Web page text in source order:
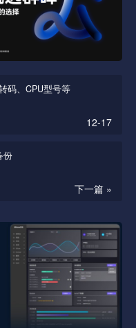
码、CPU型号等
12-17
份
下一篇 »